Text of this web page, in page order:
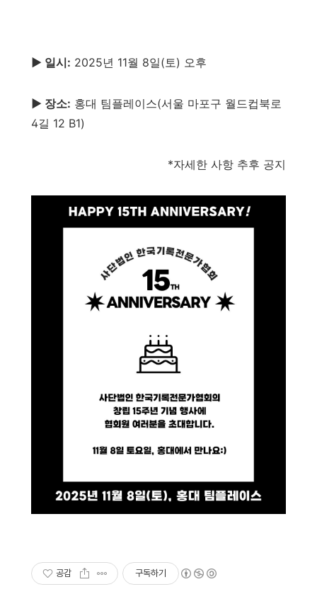
▶️ 일시: 2025년 11월 8일(토) 오후
▶️ 장소: 홍대 팀플레이스(서울 마포구 월드컵북로
4길 12 B1)
*자세한 사항 추후 공지
공감 구독하기